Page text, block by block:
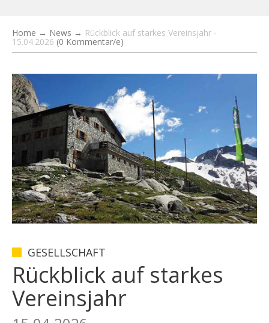
Home → News → Rückblick auf starkes Vereinsjahr -
15.04.2026 (0 Kommentar/e)
GESELLSCHAFT
Rückblick auf starkes
Vereinsjahr